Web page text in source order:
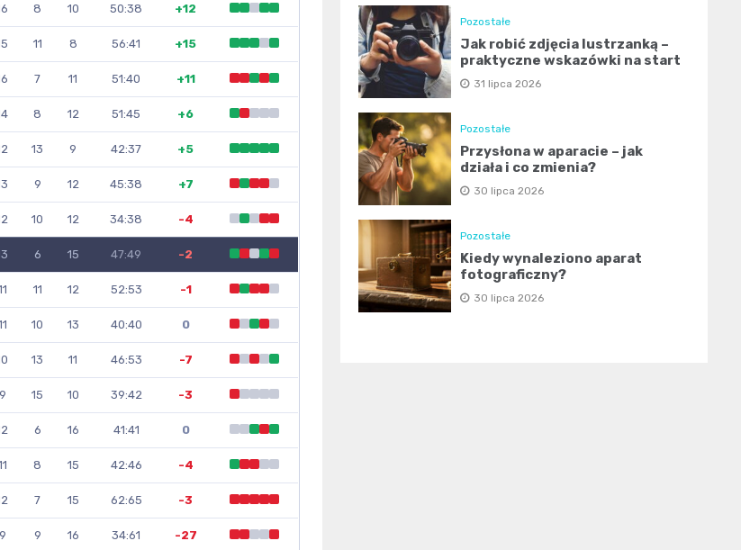
8 10 50:38 +12
11 8 56:41 +15
7 11 51:40 +11
8 12 51:45 +6
13 9 42:37 +5
9 12 45:38 +7
10 12 34:38 -4
6 15 47:49 -2
11 12 52:53 -1
10 13 40:40 0
13 11 46:53 -7
9 15 10 39:42 -3
6 16 41:41 0
8 15 42:46 -4
7 15 62:65 -3
9 9 16 34:61 -27
Pozostałe
Jak robić zdjęcia lustrzanką –
praktyczne wskazówki na start
31 lipca 2026
Pozostałe
Przysłona w aparacie – jak
działa i co zmienia?
30 lipca 2026
Pozostałe
Kiedy wynaleziono aparat
fotograficzny?
30 lipca 2026